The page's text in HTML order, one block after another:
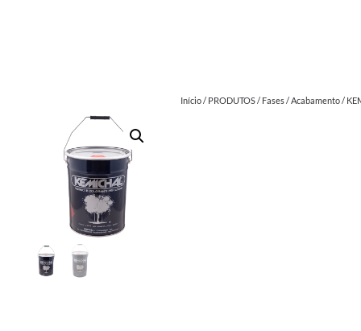
Início/ PRODUTOS/ Fases/Acabamento/